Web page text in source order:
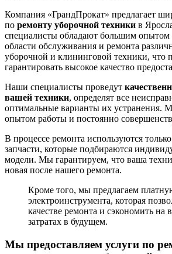
Компания «ГрандПрокат» предлагает
по ремонту уборочной техники в
специалисты обладают большим опытом
области обслуживания и ремонта
уборочной и клининговой техники, что
гарантировать высокое качество
Наши специалисты проведут
вашей техники, определят все
оптимальные варианты их устранения.
опытом работы и постоянно
В процессе ремонта используются
запчасти, которые подбираются
модели. Мы гарантируем, что ваша
новая после нашего ремонта.
Кроме того, мы предлагаем
электроинструмента, которая
качестве ремонта и сэкономить на
затратах в будущем.
Мы предоставляем услуги по